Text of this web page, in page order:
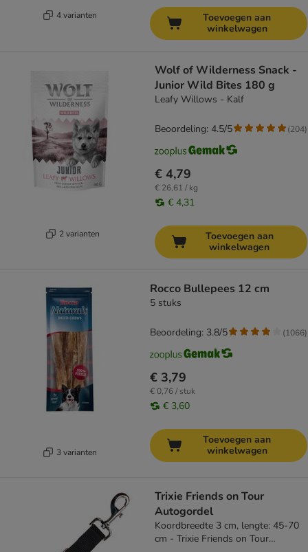
4 varianten
Toevoegen aan
winkelwagen
2 varianten
Wolf of Wilderness Snack -
Junior Wild Bites 180 g
Leafy Willows - Kalf
€ 4,79
€ 26,61 / kg
€ 4,31
Beoordeling: 4.5/5 (204)
Toevoegen aan
winkelwagen
3 varianten
Rocco Bullepees 12 cm
5 stuks
€ 3,79
€ 0,76 / stuk
€ 3,60
Beoordeling: 3.8/5 (1066)
Toevoegen aan
winkelwagen
Trixie Friends on Tour
Autogordel
Koordbreedte 3 cm, lengte: 45-70
cm - Trixie Friends on Tour